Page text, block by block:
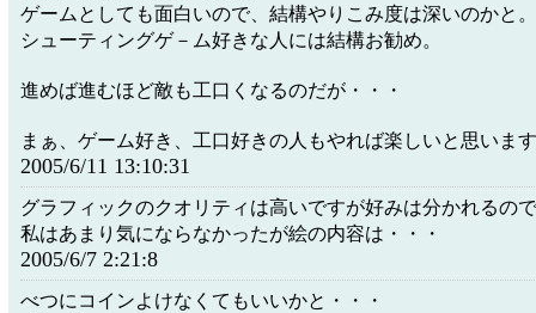
ゲームとしても面白いので、結構やりこみ度は深いのかと。
シューティングゲ－ム好きな人には結構お勧め。
進めば進むほど敵も工口くなるのだが・・・
まぁ、ゲーム好き、工口好きの人もやれば楽しいと思いま
2005/6/11 13:10:31
グラフィックのクオリティは高いですが好みは分かれるの
私はあまり気にならなかったが絵の内容は・・・
2005/6/7 2:21:8
べつにコインよけなくてもいいかと・・・